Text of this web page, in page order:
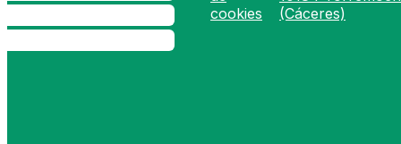
cookies
(Cáceres)